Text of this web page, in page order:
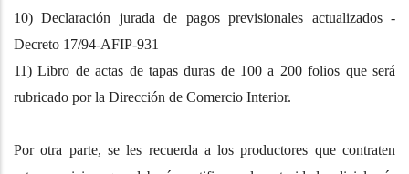
10) Declaración jurada de pagos previsionales actualizados -
Decreto 17/94-AFIP-931
11) Libro de actas de tapas duras de 100 a 200 folios que será
rubricado por la Dirección de Comercio Interior.
Por otra parte, se les recuerda a los productores que contraten